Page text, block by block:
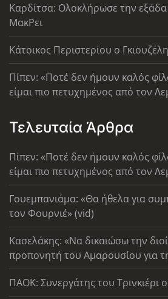
Καρδίτσα: Ολοκλήρωσε την
ΜακΡει
Κάτοικος Περιστερίου ο
Πίπεν: «Ποτέ δεν ήμουν καλός
είμαι πιο πετυχημένος από τον
Τελευταία Άρθρα
Πίπεν: «Ποτέ δεν ήμουν καλός
είμαι πιο πετυχημένος από τον
Γουεμπανιάμα: «Θα ήθελα για
τον Φουρνιέ» (vid)
Κασελάκης: «Να δικαιώσω την
προπονητή του Αμαρουσίου για
ΠΑΟΚ: Συνεργάτης του Τρινκιέρι